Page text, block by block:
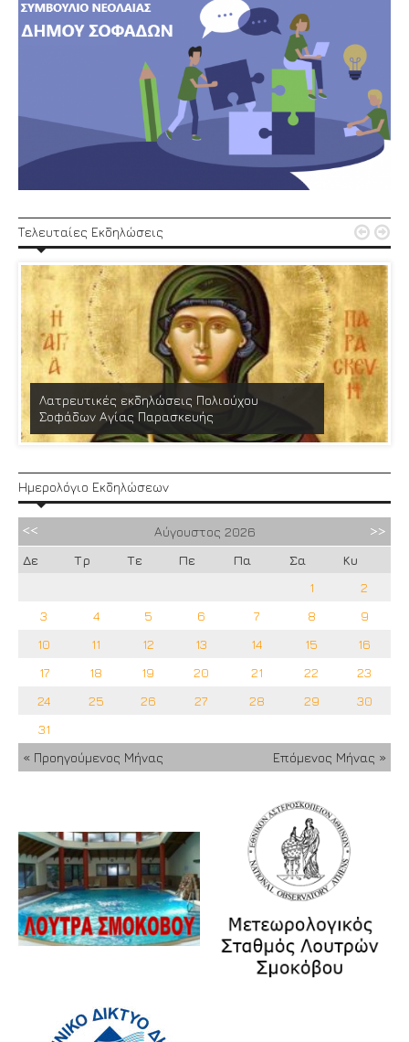
Τελευταίες Εκδηλώσεις
Λατρευτικές εκδηλώσεις Πολιούχου
Σοφάδων Αγίας Παρασκευής
 
Ημερολόγιο Εκδηλώσεων
Αύγουστος 2026
Δε
Τρ Τε Πε Πα Σα
Κυ
1
2
3
4 5 6 7 8
9
10
11 12 13 14 15
16
17
18 19 20 21 22
23
24
25 26 27 28 29
30
31
« Προηγούμενος Μήνας
Επόμενος Μήνας »